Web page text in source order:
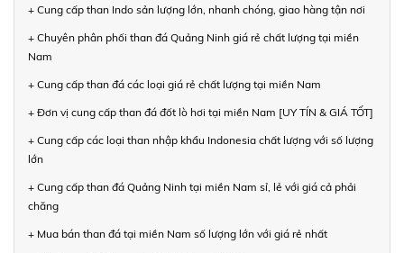
+ Cung cấp than Indo sản lượng lớn, nhanh chóng, giao hàng tận nơi
+ Chuyên phân phối than đá Quảng Ninh giá rẻ chất lượng tại miền
Nam
+ Cung cấp than đá các loại giá rẻ chất lượng tại miền Nam
+ Đơn vị cung cấp than đá đốt lò hơi tại miền Nam [UY TÍN & GIÁ TỐT]
+ Cung cấp các loại than nhập khẩu Indonesia chất lượng với số lượng
lớn
+ Cung cấp than đá Quảng Ninh tại miền Nam sỉ, lẻ với giá cả phải
chăng
+ Mua bán than đá tại miền Nam số lượng lớn với giá rẻ nhất